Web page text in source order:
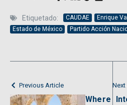
Etiquetado: CAUDAE
Enrique
Estado de México
Partido Acción
Previous Article
Where